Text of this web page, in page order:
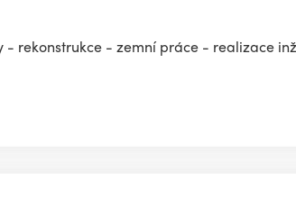
rekonstrukce - zemní práce - realizace